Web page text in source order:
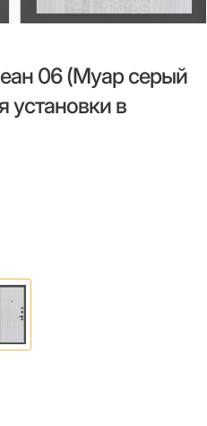
06 (Муар серый
установки в